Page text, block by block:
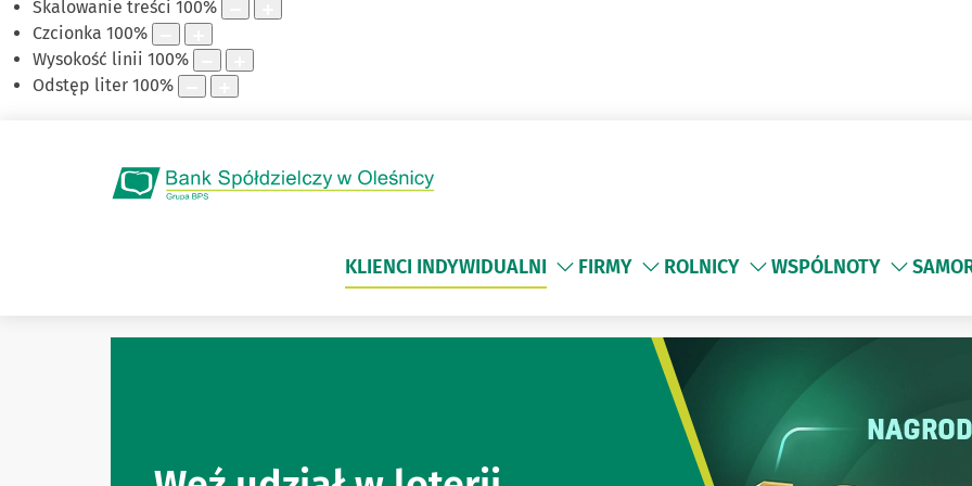
Skalowanie treści 100%
Czcionka 100%
Wysokość linii 100%
Odstęp liter 100%
KLIENCI INDYWIDUALNI FIRMY ROLNICY WSPÓLNOTY